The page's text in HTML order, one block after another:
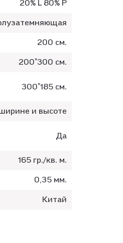
20% L 80% P
200 см.
200*300 см.
300*185 см.
и высоте
Да
165 гр./кв. м.
0,35 мм.
Китай